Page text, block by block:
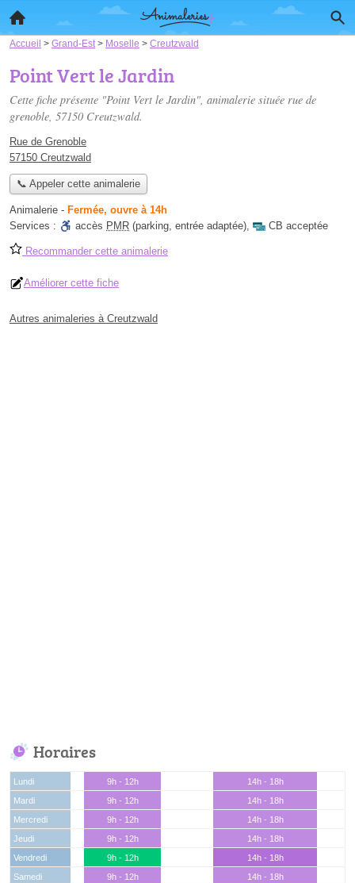
Accueil > Grand-Est > Moselle > Creutzwald
Point Vert le Jardin
Cette fiche présente "Point Vert le Jardin", animalerie située rue de
grenoble, 57150 Creutzwald.
Rue de Grenoble
57150 Creutzwald
📞 Appeler cette animalerie
Animalerie - Fermée, ouvre à 14h
Services :
accès PMR (parking, entrée adaptée), CB acceptée
Recommander cette animalerie
Améliorer cette fiche
Autres animaleries à Creutzwald
Horaires
Lundi 9h - 12h
14h - 18h
Mardi
9h - 12h
14h - 18h
Mercredi
9h - 12h
14h - 18h
Jeudi
9h - 12h
14h - 18h
Vendredi
9h - 12h
14h - 18h
Samedi
9h - 12h
14h - 18h